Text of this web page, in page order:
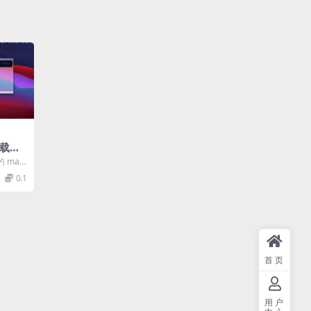
器
后
mac
的网
0.1
首页
用户